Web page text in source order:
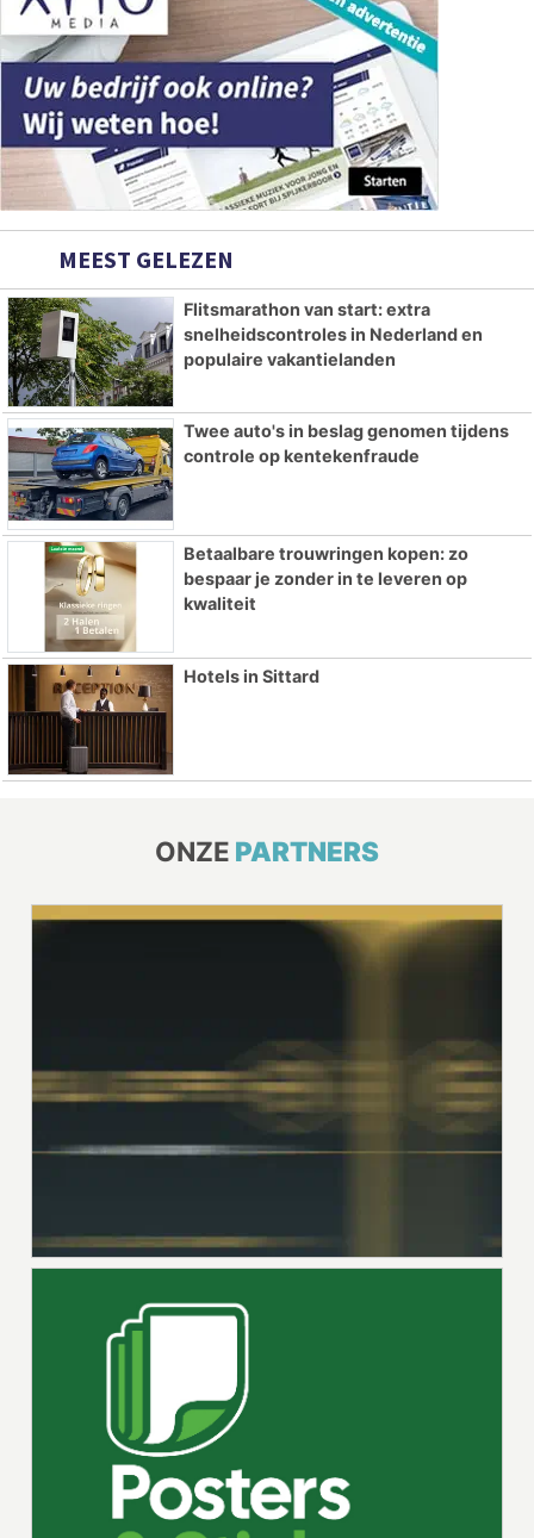
MEEST GELEZEN
Flitsmarathon van start: extra
snelheidscontroles in Nederland en
populaire vakantielanden
Twee auto's in beslag genomen tijdens
controle op kentekenfraude
Betaalbare trouwringen kopen: zo
bespaar je zonder in te leveren op
kwaliteit
Hotels in Sittard
ONZE PARTNERS